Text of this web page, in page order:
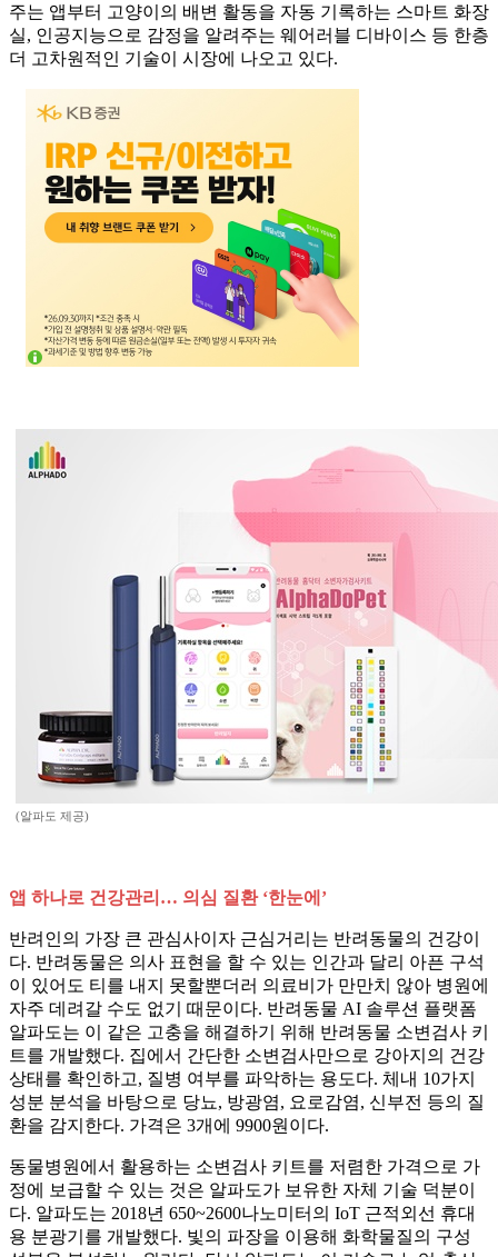
주는 앱부터 고양이의 배변 활동을 자동 기록하는 스마트 화장
실, 인공지능으로 감정을 알려주는 웨어러블 디바이스 등 한층
더 고차원적인 기술이 시장에 나오고 있다.
(알파도 제공)
앱 하나로 건강관리… 의심 질환 ‘한눈에’
반려인의 가장 큰 관심사이자 근심거리는 반려동물의 건강이
다. 반려동물은 의사 표현을 할 수 있는 인간과 달리 아픈 구석
이 있어도 티를 내지 못할뿐더러 의료비가 만만치 않아 병원에
자주 데려갈 수도 없기 때문이다. 반려동물 AI 솔루션 플랫폼
알파도는 이 같은 고충을 해결하기 위해 반려동물 소변검사 키
트를 개발했다. 집에서 간단한 소변검사만으로 강아지의 건강
상태를 확인하고, 질병 여부를 파악하는 용도다. 체내 10가지
성분 분석을 바탕으로 당뇨, 방광염, 요로감염, 신부전 등의 질
환을 감지한다. 가격은 3개에 9900원이다.
동물병원에서 활용하는 소변검사 키트를 저렴한 가격으로 가
정에 보급할 수 있는 것은 알파도가 보유한 자체 기술 덕분이
다. 알파도는 2018년 650~2600나노미터의 IoT 근적외선 휴대
용 분광기를 개발했다. 빛의 파장을 이용해 화학물질의 구성